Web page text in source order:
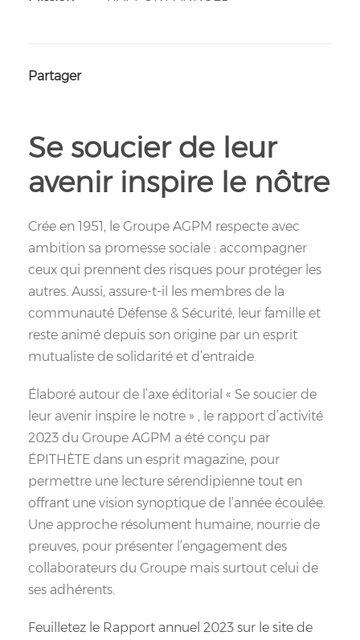
Partager
Se soucier de leur
avenir inspire le nôtre
Crée en 1951, le Groupe AGPM respecte avec
ambition sa promesse sociale : accompagner
ceux qui prennent des risques pour protéger les
autres. Aussi, assure-t-il les membres de la
communauté Défense & Sécurité, leur famille et
reste animé depuis son origine par un esprit
mutualiste de solidarité et d’entraide.
Élaboré autour de l’axe éditorial « Se soucier de
leur avenir inspire le notre » , le rapport d’activité
2023 du Groupe AGPM a été conçu par
ÉPITHÈTE dans un esprit magazine, pour
permettre une lecture sérendipienne tout en
offrant une vision synoptique de l’année écoulée.
Une approche résolument humaine, nourrie de
preuves, pour présenter l’engagement des
collaborateurs du Groupe mais surtout celui de
ses adhérents.
Feuilletez le Rapport annuel 2023 sur le site de